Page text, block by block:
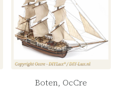
Boten, OcCre